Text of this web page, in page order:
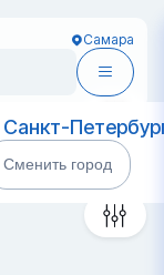
Самара
Санкт-
Сменить город